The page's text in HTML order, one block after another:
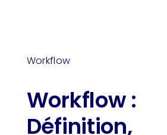
Workflow
Workflow :
Définition,